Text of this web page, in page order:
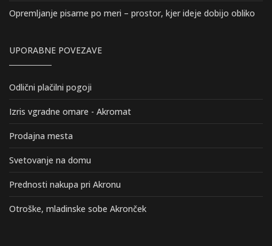
Opremljanje pisarne po meri – prostor, kjer ideje dobijo obliko
UPORABNE POVEZAVE
Odlični plačilni pogoji
Izris vgradne omare - Akromat
Prodajna mesta
Svetovanje na domu
Prednosti nakupa pri Akronu
Otroške, mladinske sobe Akronček